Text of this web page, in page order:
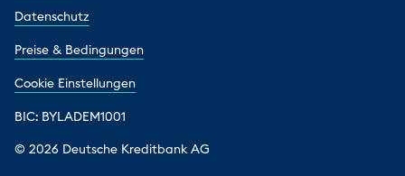
© 2026 Deutsche Kreditbank AG
Datenschutz
Preise & Bedingungen
Cookie Einstellungen
BIC: BYLADEM1001